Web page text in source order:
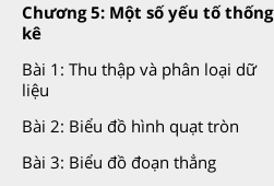
Chương 5: Một số yếu tố thống
kê
Bài 1: Thu thập và phân loại dữ
liệu
Bài 2: Biểu đồ hình quạt tròn
Bài 3: Biểu đồ đoạn thẳng